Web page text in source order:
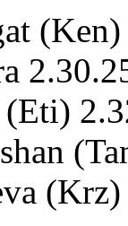
(Eti)
(Krz)